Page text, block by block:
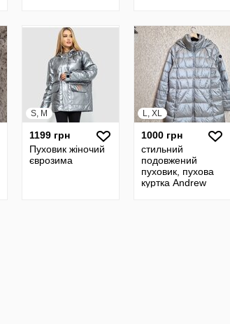
S, M
1199 грн
Пуховик жіночий
єврозима
L, XL
1000 грн
стильний
подовжений
пуховик, пухова
куртка Andrew